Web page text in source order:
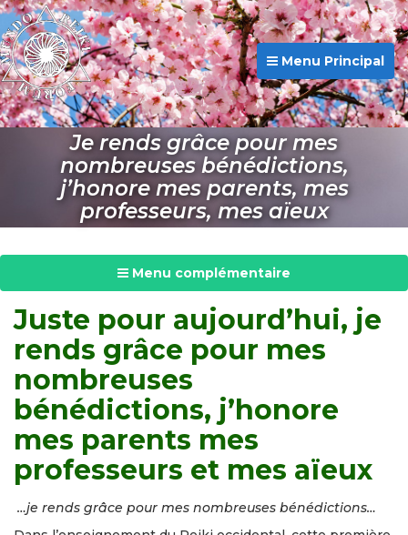
Menu Principal
Je rends grâce pour mes
nombreuses bénédictions,
j’honore mes parents, mes
professeurs, mes aïeux
Menu complémentaire
Juste pour aujourd’hui, je
rends grâce pour mes
nombreuses
bénédictions, j’honore
mes parents mes
professeurs et mes aïeux
…je rends grâce pour mes nombreuses bénédictions…